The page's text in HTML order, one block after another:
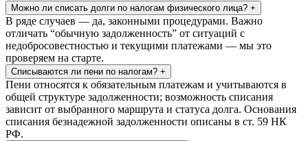
Можно ли списать долги по налогам физического лица? +
В ряде случаев — да, законными процедурами. Важно
отличать “обычную задолженность” от ситуаций с
недобросовестностью и текущими платежами — мы это
проверяем на старте.
Списываются ли пени по налогам? +
Пени относятся к обязательным платежам и учитываются в
общей структуре задолженности; возможность списания
зависит от выбранного маршрута и статуса долга. Основания
списания безнадежной задолженности описаны в ст. 59 НК
РФ.